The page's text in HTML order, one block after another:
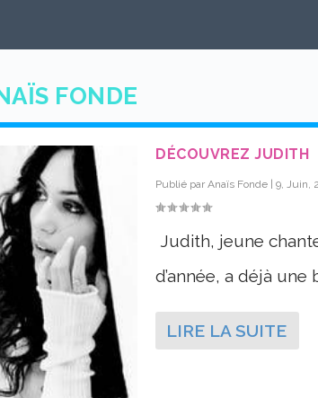
FONDE
DÉCOUVREZ JUDITH
Publié parAnaïs Fonde |9, Juin,
Judith, jeune
d’année, a déjà une
LIRE LA SUITE